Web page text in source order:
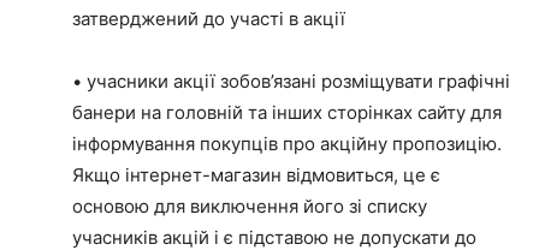
затверджений до участі в акції
• учасники акції зобов’язані розміщувати графічні
банери на головній та інших сторінках сайту для
інформування покупців про акційну пропозицію.
Якщо інтернет-магазин відмовиться, це є
основою для виключення його зі списку
учасників акцій і є підставою не допускати до